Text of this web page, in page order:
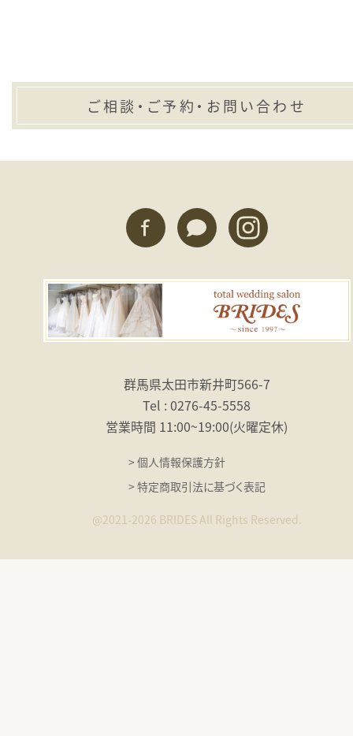
ご相談・ご予約・お問い合わせ
群馬県太田市新井町566-7
Tel : 0276-45-5558
営業時間 11:00〜19:00（火曜定休）
> 個人情報保護方針
> 特定商取引法に基づく表記
@2021-2026 BRIDES All Rights Reserved.